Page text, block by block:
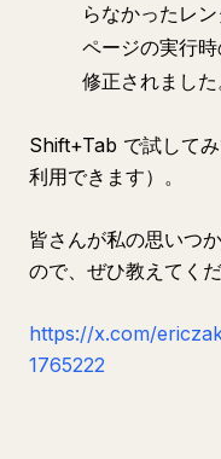
らなかったレ
ページの実行
修正されました
Shift+Tab で試して
利用できます）。
皆さんが私の思いつ
ので、ぜひ教えてくだ
https://x.com/
1765222